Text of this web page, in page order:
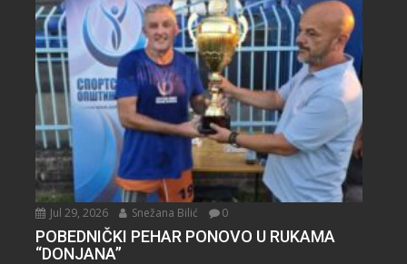
Jul 29, 2026 Snežana Bilić 0
POBEDNIČKI PEHAR PONOVO U RUKAMA
“DONJANA”